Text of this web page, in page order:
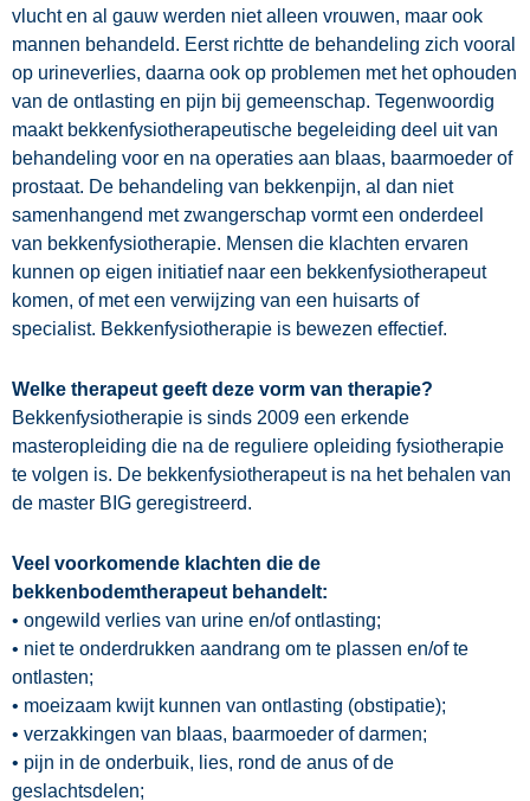
vlucht en al gauw werden niet alleen vrouwen, maar ook
mannen behandeld. Eerst richtte de behandeling zich vooral
op urineverlies, daarna ook op problemen met het ophouden
van de ontlasting en pijn bij gemeenschap. Tegenwoordig
maakt bekkenfysiotherapeutische begeleiding deel uit van
behandeling voor en na operaties aan blaas, baarmoeder of
prostaat. De behandeling van bekkenpijn, al dan niet
samenhangend met zwangerschap vormt een onderdeel
van bekkenfysiotherapie. Mensen die klachten ervaren
kunnen op eigen initiatief naar een bekkenfysiotherapeut
komen, of met een verwijzing van een huisarts of
specialist. Bekkenfysiotherapie is bewezen effectief.
Welke therapeut geeft deze vorm van therapie?
Bekkenfysiotherapie is sinds 2009 een erkende
masteropleiding die na de reguliere opleiding fysiotherapie
te volgen is. De bekkenfysiotherapeut is na het behalen van
de master BIG geregistreerd.
Veel voorkomende klachten die de
bekkenbodemtherapeut behandelt:
• ongewild verlies van urine en/of ontlasting;
• niet te onderdrukken aandrang om te plassen en/of te
ontlasten;
• moeizaam kwijt kunnen van ontlasting (obstipatie);
• verzakkingen van blaas, baarmoeder of darmen;
• pijn in de onderbuik, lies, rond de anus of de
geslachtsdelen;